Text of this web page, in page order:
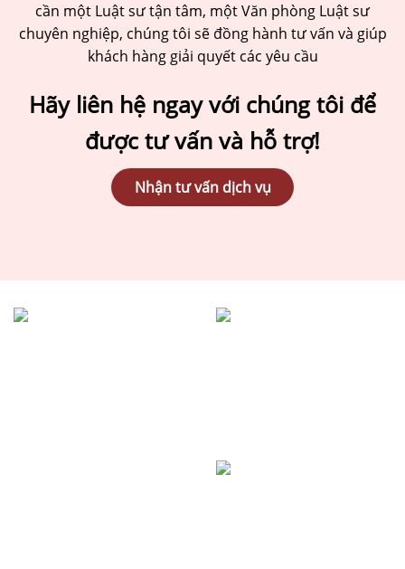
cần một Luật sư tận tâm, một Văn phòng Luật sư
chuyên nghiệp, chúng tôi sẽ đồng hành tư vấn và giúp
khách hàng giải quyết các yêu cầu
Hãy liên hệ ngay với chúng tôi để
được tư vấn và hỗ trợ!
Nhận tư vấn dịch vụ